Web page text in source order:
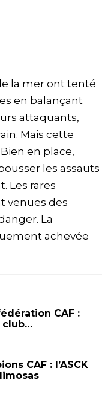
la mer ont tenté
en balançant
attaquants,
Mais cette
en place,
les assauts
Les rares
venues des
La
achevée
CAF :
club…
CAF : l’ASCK